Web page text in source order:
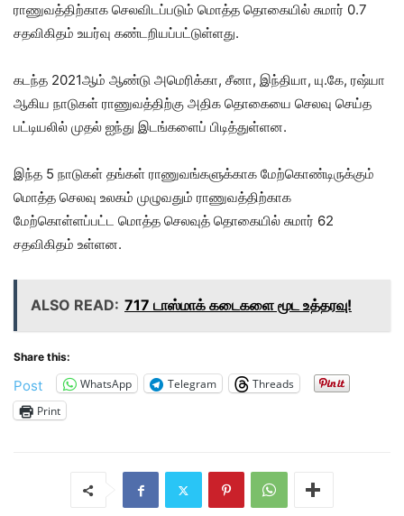
ராணுவத்திற்காக செலவிடப்படும் மொத்த தொகையில் சுமார் 0.7
சதவிகிதம் உயர்வு கண்டறியப்பட்டுள்ளது.
கடந்த 2021ஆம் ஆண்டு அமெரிக்கா, சீனா, இந்தியா, யு.கே, ரஷ்யா
ஆகிய நாடுகள் ராணுவத்திற்கு அதிக தொகையை செலவு செய்த
பட்டியலில் முதல் ஐந்து இடங்களைப் பிடித்துள்ளன.
இந்த 5 நாடுகள் தங்கள் ராணுவங்களுக்காக மேற்கொண்டிருக்கும்
மொத்த செலவு உலகம் முழுவதும் ராணுவத்திற்காக
மேற்கொள்ளப்பட்ட மொத்த செலவுத் தொகையில் சுமார் 62
சதவிகிதம் உள்ளன.
ALSO READ: 717 டாஸ்மாக் கடைகளை மூட உத்தரவு!
Share this:
Post WhatsApp Telegram
Threads
Print